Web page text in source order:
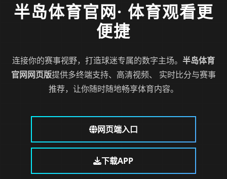
半岛体育官网· 体育观看更
便捷
连接你的赛事视野，打造球迷专属的数字主场。 半岛体育
官网网页版提供多终端支持、高清视频、 实时比分与赛事
推荐，让你随时随地畅享体育内容。
网页端入口
下载APP